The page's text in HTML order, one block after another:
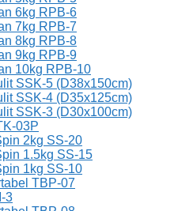
6kg RPB-6
7kg RPB-7
8kg RPB-8
9kg RPB-9
10kg RPB-10
SSK-5 (D38x150cm)
SSK-4 (D35x125cm)
SSK-3 (D30x100cm)
03P
2kg SS-20
1.5kg SS-15
1kg SS-10
TBP-07
3